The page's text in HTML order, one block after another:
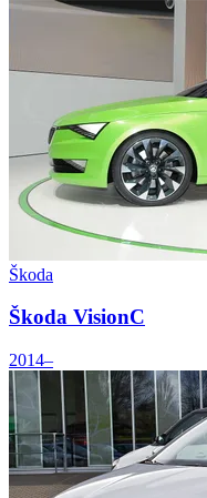
Škoda
Škoda VisionC
2014–